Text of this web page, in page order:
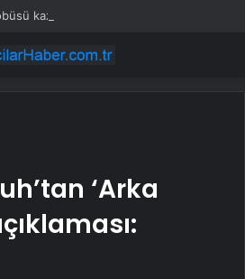
kaza yaptı: Çok sayıda yaralı var!
‘Arka